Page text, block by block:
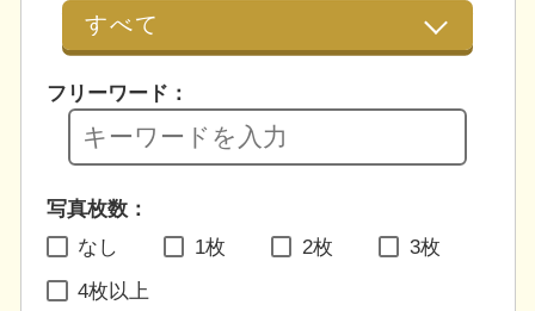
フリーワード：
写真枚数：
なし
1枚 2枚 3枚
4枚以上